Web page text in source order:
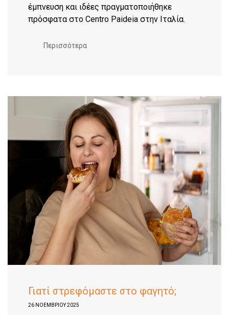
έμπνευση και ιδέες πραγματοποιήθηκε
πρόσφατα στο Centro Paideia στην Ιταλία.
Περισσότερα
Γιατί στρεφόμαστε στο φαγητό;
26 ΝΟΕΜΒΡΊΟΥ 2025